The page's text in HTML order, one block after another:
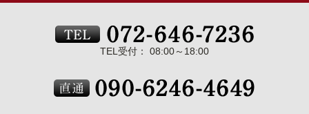
TEL受付： 08:00～18:00